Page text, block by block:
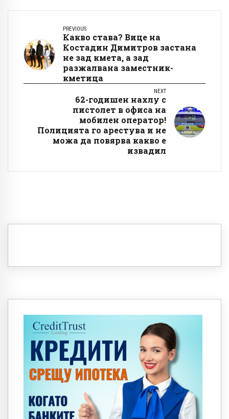
PREVIOUS
Какво става? Вице на
Костадин Димитров застана
не зад кмета, а зад
разжалвана заместник-
кметица
NEXT
62-годишен нахлу с
пистолет в офиса на
мобилен оператор!
Полицията го арестува и не
можа да повярва какво е
извадил